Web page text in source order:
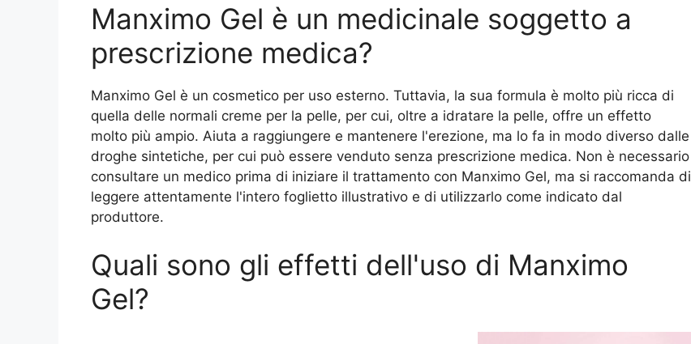
Manximo Gel è un medicinale soggetto a
prescrizione medica?
Manximo Gel è un cosmetico per uso esterno. Tuttavia, la sua formula è molto più ricca di
quella delle normali creme per la pelle, per cui, oltre a idratare la pelle, offre un effetto
molto più ampio. Aiuta a raggiungere e mantenere l'erezione, ma lo fa in modo diverso dalle
droghe sintetiche, per cui può essere venduto senza prescrizione medica. Non è necessario
consultare un medico prima di iniziare il trattamento con Manximo Gel, ma si raccomanda di
leggere attentamente l'intero foglietto illustrativo e di utilizzarlo come indicato dal
produttore.
Quali sono gli effetti dell'uso di Manximo
Gel?